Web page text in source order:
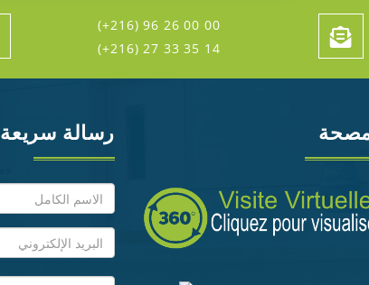
(+216) 96 26 00 00
(+216) 27 33 35 14
رسالة سريعة